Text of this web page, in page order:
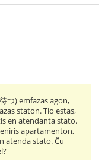
つ) emfazas agon,
staton. Tio estas,
en atendanta stato.
apartamenton,
atenda stato. Ĉu